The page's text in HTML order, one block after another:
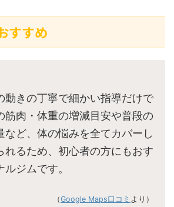
すすめ
動きの丁寧で細かい指導だけで
筋肉・体重の増減目安や普段の
など、体の悩みを全てカバーし
れるため、初心者の方にもおす
ジムです。
（Google Maps口コミ より）